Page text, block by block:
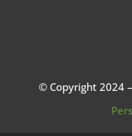
© Copyright 2024